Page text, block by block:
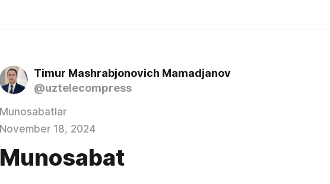
Timur Mashrabjonovich Mamadjanov
@uztelecompress
Munosabatlar
November 18, 2024
Munosabat